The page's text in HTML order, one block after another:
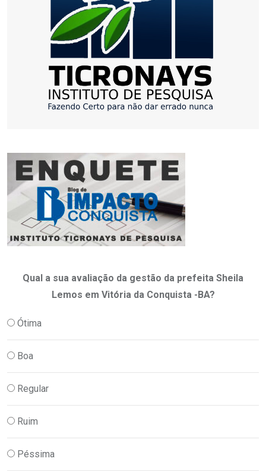
Qual a sua avaliação da gestão da prefeita Sheila
Lemos em Vitória da Conquista -BA?
Ótima
Boa
Regular
Ruim
Péssima